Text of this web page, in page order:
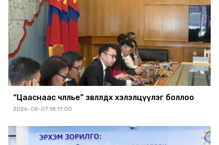
“Цааснаас чөлөөлье” зөвлөлдөх хэлэлцүүлэг боллоо
2026-08-07 18:17:00